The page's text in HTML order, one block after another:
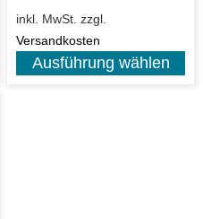
inkl. MwSt. zzgl.
Versandkosten
Ausführung wählen